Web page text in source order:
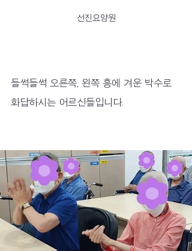
선진요양원
들썩들썩 오른쪽, 왼쪽 흥에 겨운 박수로
화답하시는 어르신들입니다.